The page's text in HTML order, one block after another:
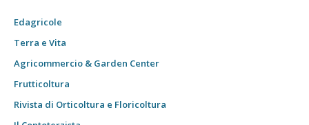
Edagricole
Terra e Vita
Agricommercio & Garden Center
Frutticoltura
Rivista di Orticoltura e Floricoltura